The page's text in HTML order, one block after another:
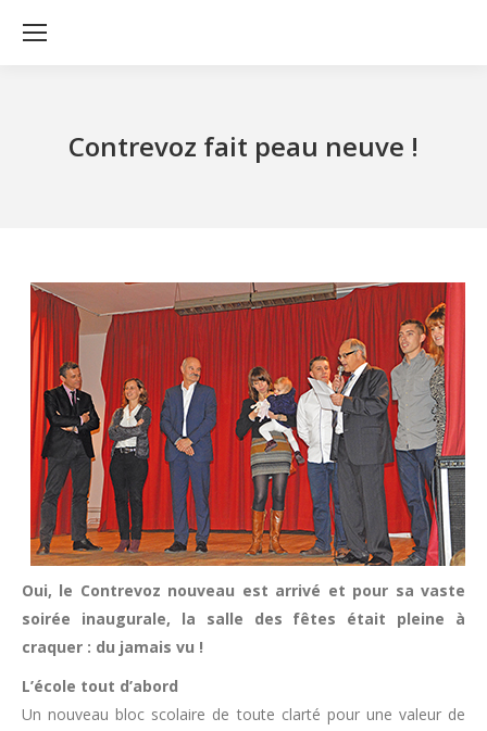
Contrevoz fait peau neuve !
Oui, le Contrevoz nouveau est arrivé et pour sa vaste
soirée inaugurale, la salle des fêtes était pleine à
craquer : du jamais vu !
L’école tout d’abord
Un nouveau bloc scolaire de toute clarté pour une valeur de